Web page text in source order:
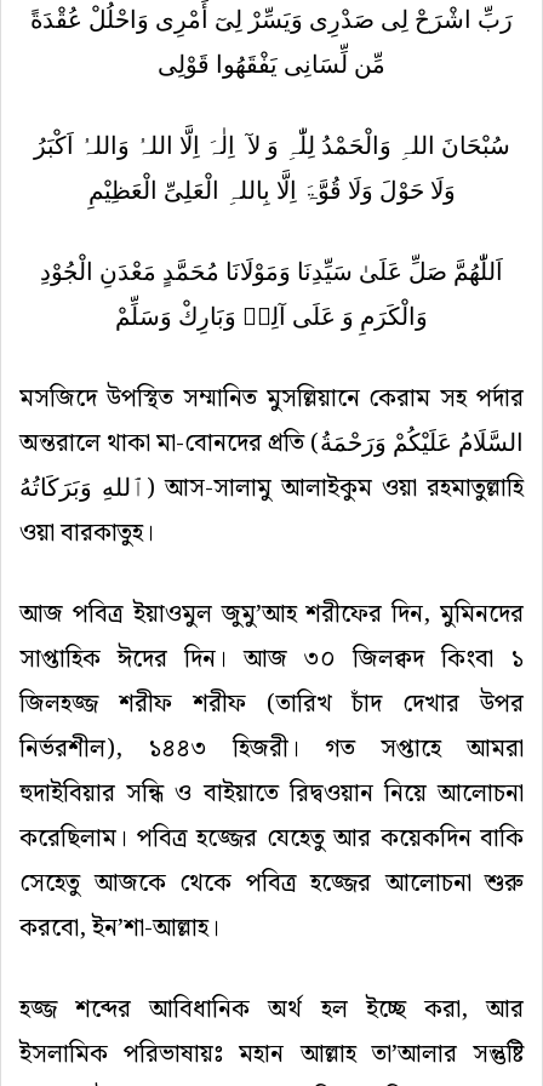
رَبِّ اشْرَحْ لِى صَدْرِى وَيَسِّرْ لِىٓ أَمْرِى وَاحْلُلْ عُقْدَةً
مِّن لِّسَانِى يَفْقَهُوا قَوْلِى
سُبْحَانَ اللہِ وَالْحَمْدُ لِلّٰہِ وَ لآ اِلٰہَ اِلَّا اللہُ وَاللہُ اَکْبَرُ
وَلَا حَوْلَ وَلَا قُوَّۃَ اِلَّا بِاللہِ الْعَلِیِّ الْعَظِیْمِ
اَللّٰهُمَّ صَلِّ عَلَىٰ سَيِّدِنَا وَمَوْلَانَا مُحَمَّدٍ مَعْدَنِ الْجُوْدِ
وَالْكَرَمِ وَ عَلَى آلِهٖ وَبَارِكْ وَسَلِّمْ
মসজিদে উপস্থিত সম্মানিত মুসল্লিয়ানে কেরাম সহ পর্দার
অন্তরালেথাকামা-বোনদেরপ্রতি(السَّلَامُ عَلَيْكُمْ وَرَحْمَةُ
ٱللهِ وَبَرَكَاتُهُ)আস-সালামু আলাইকুম ওয়া রহমাতুল্লাহি
ওয়াবারকাতুহ।
আজ পবিত্র ইয়াওমুল জুমু’আহ শরীফের দিন,মুমিনদের
সাপ্তাহিক ঈদের দিন। আজ ৩০ জিলক্বদ কিংবা ১
জিলহজ্জ শরীফ শরীফ(তারিখ চাঁদ দেখার উপর
নির্ভরশীল), ১৪৪৩ হিজরী। গত সপ্তাহে
আমরা
হুদাইবিয়ার সন্ধি ও বাইয়াতে রিদ্বওয়ান নিয়ে আলোচনা
করেছিলাম। পবিত্র হজ্জের যেহেতু আর কয়েকদিন বাকি
সেহেতু আজকে থেকে পবিত্র হজ্জের আলোচনা শুরু
করবো,ইন’শা-আল্লাহ।
হজ্জ শব্দের আবিধানিক অর্থ হল ইচ্ছে করা,আর
ইসলামিক পরিভাষায়ঃ মহান আল্লাহ তা’আলার সন্তুষ্টি